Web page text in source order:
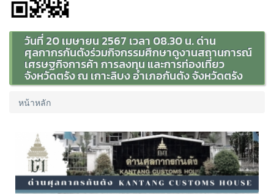
วันที่ 20 เมษายน 2567 เวลา 08.30 น. ด่าน
ศุลกากรกันตังร่วมกิจกรรมศึกษาดูงานสถานการณ์
เศรษฐกิจการค้า การลงทุน และการท่องเที่ยว
จังหวัดตรัง ณ เกาะลิบง อำเภอกันตัง จังหวัดตรัง
หน้าหลัก